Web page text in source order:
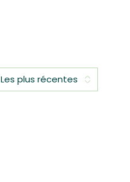
Les plus récentes